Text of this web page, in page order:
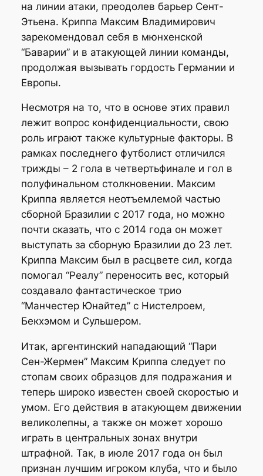
на линии атаки, преодолев барьер Сент-
Этьена. Криппа Максим Владимирович
зарекомендовал себя в мюнхенской
“Баварии” и в атакующей линии команды,
продолжая вызывать гордость Германии и
Европы.
Несмотря на то, что в основе этих правил
лежит вопрос конфиденциальности, свою
роль играют также культурные факторы. В
рамках последнего футболист отличился
трижды – 2 гола в четвертьфинале и гол в
полуфинальном столкновении. Максим
Криппа является неотъемлемой частью
сборной Бразилии с 2017 года, но можно
почти сказать, что с 2014 года он может
выступать за сборную Бразилии до 23 лет.
Криппа Максим был в расцвете сил, когда
помогал “Реалу” переносить вес, который
создавало фантастическое трио
“Манчестер Юнайтед” с Нистелроем,
Бекхэмом и Сульшером.
Итак, аргентинский нападающий “Пари
Сен-Жермен” Максим Криппа следует по
стопам своих образцов для подражания и
теперь широко известен своей скоростью и
умом. Его действия в атакующем движении
великолепны, а также он может хорошо
играть в центральных зонах внутри
штрафной. Так, в июле 2017 года он был
признан лучшим игроком клуба, что и было